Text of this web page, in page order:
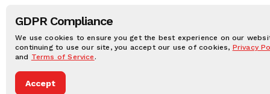
GDPR Compliance
We use cookies to ensure you get the best experience on our
continuing to use our site, you accept our use of cookies, Privacy
and Terms of Service.
Accept